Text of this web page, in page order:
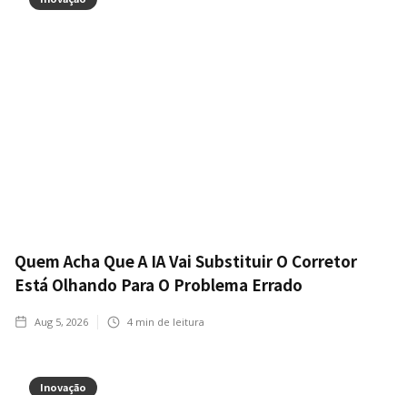
Quem Acha Que A IA Vai Substituir O Corretor
Está Olhando Para O Problema Errado
Aug 5, 2026 4 min de leitura
Inovação